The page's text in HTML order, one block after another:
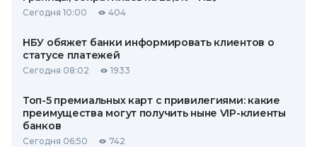
Сегодня 10:00 404
НБУ обяжет банки информировать клиентов о
статусе платежей
Сегодня 08:02 1933
Топ-5 премиальных карт с привилегиями: какие
преимущества могут получить ныне VIP-клиенты
банков
Сегодня 06:50 742